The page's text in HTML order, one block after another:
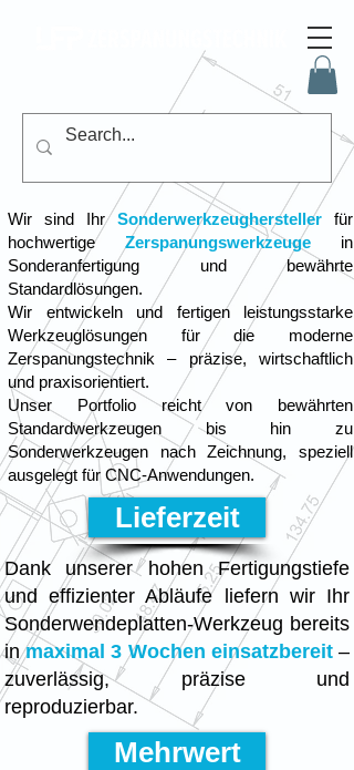
​Wir sind Ihr Sonderwerkzeughersteller für
hochwertige Zerspanungswerkzeuge
in
Sonderanfertigung und bewährte
Standardlösungen.
Wir entwickeln und fertigen leistungsstarke
Werkzeuglösungen für die moderne
Zerspanungstechnik – präzise, wirtschaftlich
und praxisorientiert.
Unser Portfolio reicht von bewährten
Standardwerkzeugen bis hin zu
Sonderwerkzeugen nach Zeichnung, speziell
ausgelegt für CNC-Anwendungen.
Lieferzeit
Dank unserer hohen Fertigungstiefe
und effizienter Abläufe liefern wir Ihr
Sonderwendeplatten-Werkzeug bereits
inmaximal 3 Wochen einsatzbereit–
zuverlässig, präzise und
reproduzierbar.
Mehrwert